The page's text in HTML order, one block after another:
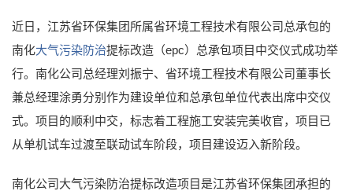
近日，江苏省环保集团所属省环境工程技术有限公司总承包的
南化大气污染防治提标改造（epc）总承包项目中交仪式成功举
行。南化公司总经理刘振宁、省环境工程技术有限公司董事长
兼总经理涂勇分别作为建设单位和总承包单位代表出席中交仪
式。项目的顺利中交，标志着工程施工安装完美收官，项目已
从单机试车过渡至联动试车阶段，项目建设迈入新阶段。
南化公司大气污染防治提标改造项目是江苏省环保集团承担的